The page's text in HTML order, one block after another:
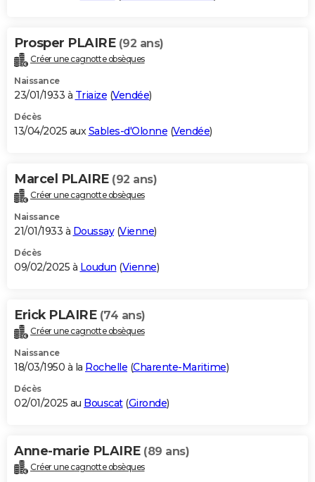
Prosper PLAIRE (92 ans)
Créer une cagnotte obsèques
Naissance
23/01/1933 à Triaize (Vendée)
Décès
13/04/2025 auxSables-d'Olonne (Vendée)
Marcel PLAIRE (92 ans)
Créer une cagnotte obsèques
Naissance
21/01/1933 à Doussay(Vienne)
Décès
09/02/2025 à Loudun (Vienne)
Erick PLAIRE (74 ans)
Créer une cagnotte obsèques
Naissance
18/03/1950 à la Rochelle (Charente-Maritime)
Décès
02/01/2025 au Bouscat(Gironde)
Anne-marie PLAIRE (89 ans)
Créer une cagnotte obsèques